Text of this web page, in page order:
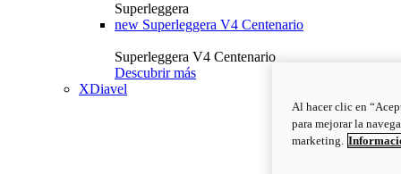
Superleggera
new Superleggera V4 Centenario
Superleggera V4 Centenario
Descubrir más
XDiavel
Al hacer clic en
para mejorar la
marketing.